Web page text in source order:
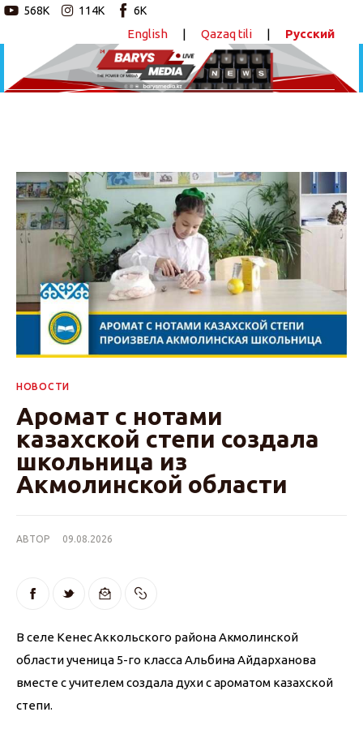
568K 114K 6K
English | Qazaq tili | Русский
ПОДЕЛИТЬСЯ
Новостной портал
Новости
Статьи
Видео
Barys Sport
НОВОСТИ
Аромат с нотами
казахской степи создала
школьница из
Акмолинской области
АВТОР 09.08.2026
В селе Кенес Аккольского района Акмолинской
области ученица 5-го класса Альбина Айдарханова
вместе с учителем создала духи с ароматом казахской
степи.